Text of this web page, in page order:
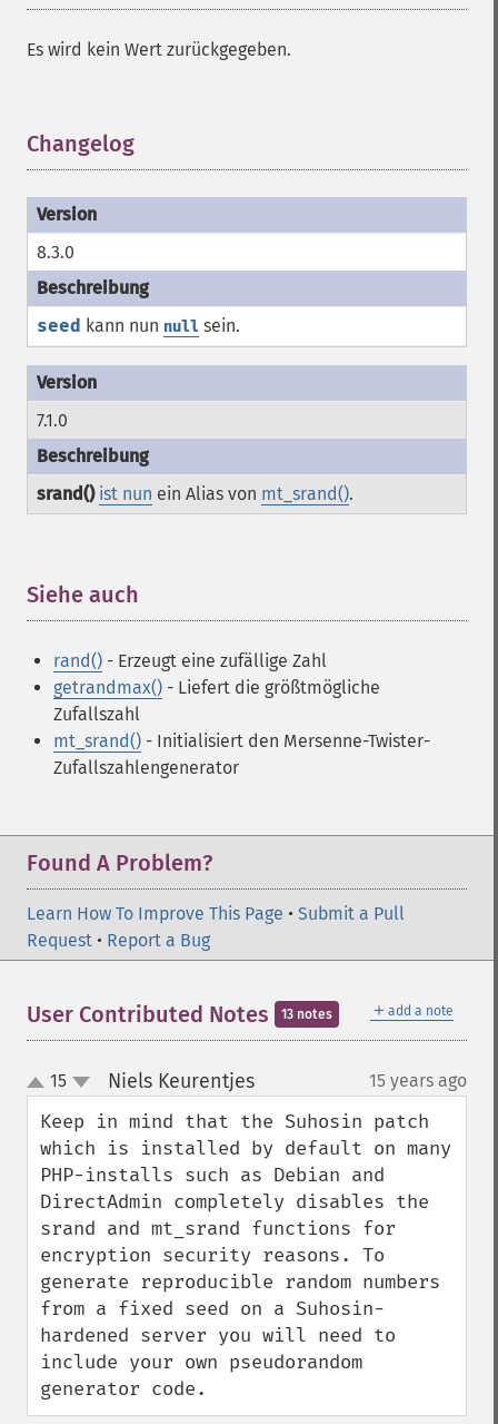
Es wird kein Wert zurückgegeben.
Changelog
8.3.0
seed kann nun null sein.
7.1.0
srand() ist nun ein Alias von mt_srand().
Siehe auch
rand() - Erzeugt eine zufällige Zahl
getrandmax() - Liefert die größtmögliche
Zufallszahl
mt_srand() - Initialisiert den Mersenne-Twister-
Zufallszahlengenerator
Found A Problem?
Learn How To Improve This Page • Submit a Pull
Request • Report a Bug
＋ add a note
User Contributed Notes 13 notes
up
down
15 Niels Keurentjes¶ 15 years ago
Keep in mind that the Suhosin patch
which is installed by default on many
PHP-installs such as Debian and
DirectAdmin completely disables the
srand and mt_srand functions for
encryption security reasons. To
generate reproducible random numbers
from a fixed seed on a Suhosin-
hardened server you will need to
include your own pseudorandom
generator code.